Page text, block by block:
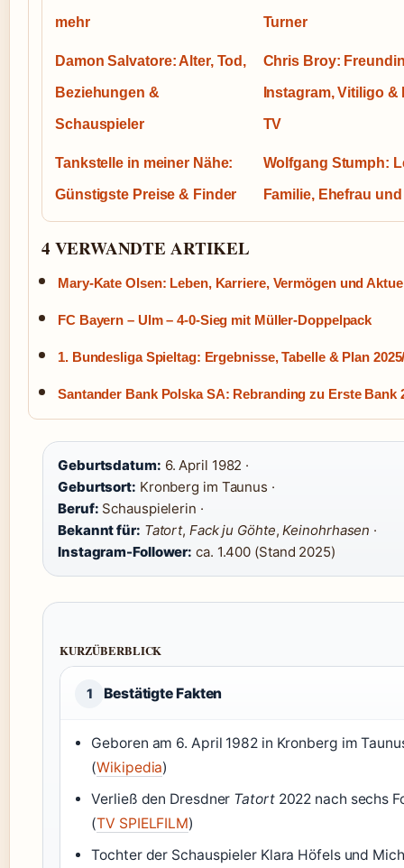
mehr Turner
Damon Salvatore: Alter, Tod,
Beziehungen &
Schauspieler
Chris Broy:
Instagram, Vitiligo &
TV
Tankstelle in meiner Nähe:
Günstigste Preise & Finder
Wolfgang Stumph:
Familie, Ehefrau
4 VERWANDTE ARTIKEL
Mary-Kate Olsen: Leben, Karriere, Vermögen und
FC Bayern – Ulm – 4-0-Sieg mit Müller-Doppelpack
1. Bundesliga Spieltag: Ergebnisse, Tabelle & Plan
Santander Bank Polska SA: Rebranding zu Erste Bank
Geburtsdatum: 6. April 1982 ·
Geburtsort: Kronberg im Taunus ·
Beruf: Schauspielerin ·
Bekannt für: Tatort, Fack ju Göhte,Keinohrhasen ·
Instagram-Follower: ca. 1.400 (Stand 2025)
KURZÜBERBLICK
1 Bestätigte Fakten
Geboren am 6. April 1982 in Kronberg im
(Wikipedia)
Verließ den Dresdner Tatort2022 nach sechs
(TV SPIELFILM)
Tochter der Schauspieler Klara Höfels und